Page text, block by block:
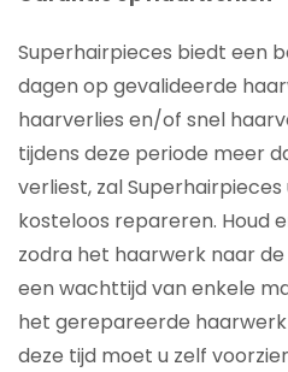
Superhairpieces biedt een
dagen op gevalideerde
haarverlies en/of snel
tijdens deze periode meer
verliest, zal
kosteloos repareren. Houd
zodra het haarwerk naar
een wachttijd van enkele
het gerepareerde
deze tijd moet u zelf